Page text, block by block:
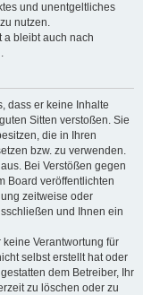
und unentgeltliches
nutzen.
a bleibt auch nach
dass er keine Inhalte
Sitten verstoßen. Sie
die in Ihren
bzw. zu verwenden.
Bei Verstößen gegen
Board veröffentlichten
zeitweise oder
und Ihnen ein
Verantwortung für
selbst erstellt hat oder
dem Betreiber, Ihr
zu löschen oder zu